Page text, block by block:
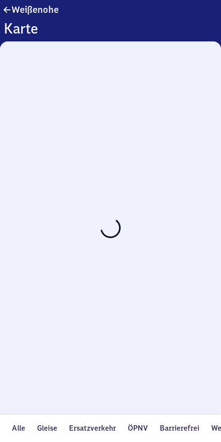
Weißenohe
Karte
Alle Gleise Ersatzverkehr ÖPNV Barrierefrei
Wird